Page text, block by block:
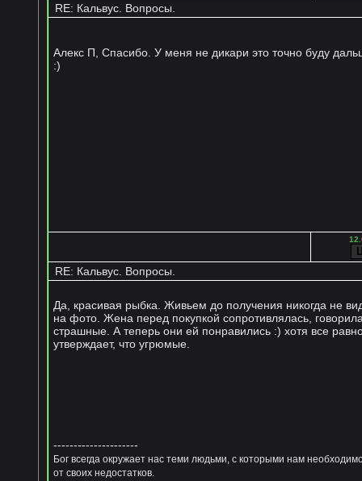
RE: Кальвус. Вопросы.
Алекс П, Спасибо. У меня не дикари это точно буду
:)
RE: Кальвус. Вопросы.
Да, красивая рыбка. Живьем до получения никогда не
на фото. Жена перед покупкой сопротивлялась,
страшные. А теперь они ей понравились :) хотя все
утверждает, что угрюмые.
---------------------
Бог всегда окружает нас теми людьми, с которыми нам
от своих недостатков.